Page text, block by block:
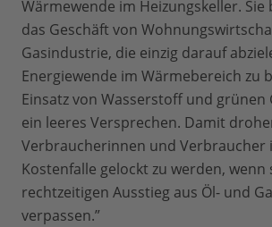
Wärmewende im Heizungskeller.
das Geschäft von
Gasindustrie, die einzig darauf
Energiewende im Wärmebereich zu
Einsatz von Wasserstoff und grünen
ein leeres Versprechen. Damit
Verbraucherinnen und Verbraucher
Kostenfalle gelockt zu werden, wenn
rechtzeitigen Ausstieg aus Öl- und
verpassen.”